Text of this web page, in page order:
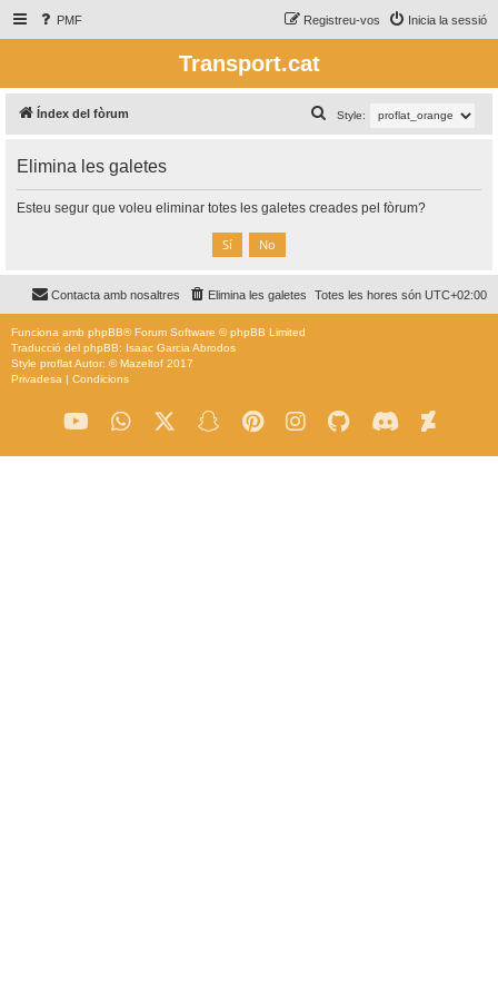
PMF Inicia la sessió
Registreu-vos
Transport.cat
Índex del fòrum Style:
e
c
Elimina les galetes
Esteu segur que voleu eliminar totes les galetes creades pel fòrum?
Totes les hores són UTC+02:00
Elimina les galetes
Contacta amb nosaltres
Funciona amb phpBB® Forum Software © phpBB Limited
Traducció del phpBB: Isaac Garcia Abrodos
Style proflatAutor: ©Mazeltof 2017
Privadesa | Condicions